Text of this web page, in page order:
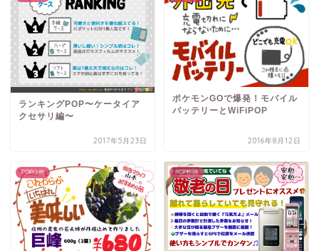
ランキングPOP〜ケータイア
クセサリ編〜
2017年5月23日
ポケモンGOで爆発！モバイル
バッテリーとWiFiPOP
2016年8月12日
POP作例 POP作例